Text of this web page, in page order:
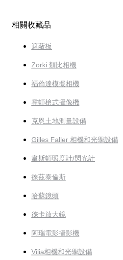
相關收藏品
遮蔽板
Zorki 類比相機
福倫達模擬相機
霍頓槍式攝像機
克恩土地測量設備
Gilles Faller 相機和光學設備
韋斯頓照度計/閃光計
徠茲泰倫斯
哈蘇鏡頭
徠卡放大鏡
阿瑞電影攝影機
Vilia相機和光學設備